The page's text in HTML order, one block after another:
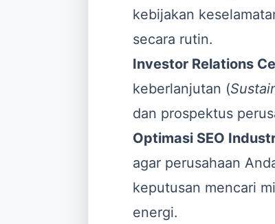
kebijakan
secara rutin.
Investor Relations
keberlanjutan (
dan prospektus
Optimasi SEO
agar perusahaan
keputusan mencari
energi.